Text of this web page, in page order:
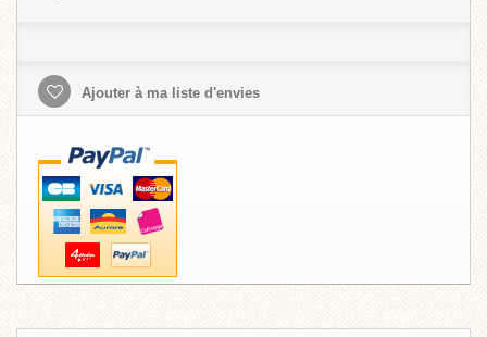
Ajouter à ma liste d'envies